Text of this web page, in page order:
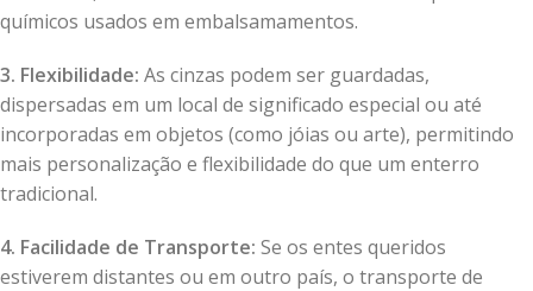
químicos usados em embalsamamentos.
3. Flexibilidade: As cinzas podem ser guardadas,
dispersadas em um local de significado especial ou até
incorporadas em objetos (como jóias ou arte), permitindo
mais personalização e flexibilidade do que um enterro
tradicional.
4. Facilidade de Transporte: Se os entes queridos
estiverem distantes ou em outro país, o transporte de